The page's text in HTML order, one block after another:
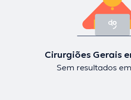
Cirurgiões Gerais
Sem resultados